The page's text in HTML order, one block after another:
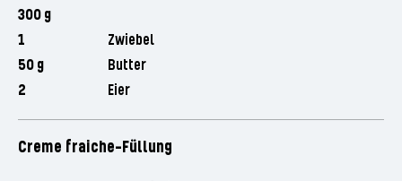
300 g
1
Zwiebel
50 g
Butter
2
Eier
Creme fraiche-Füllung